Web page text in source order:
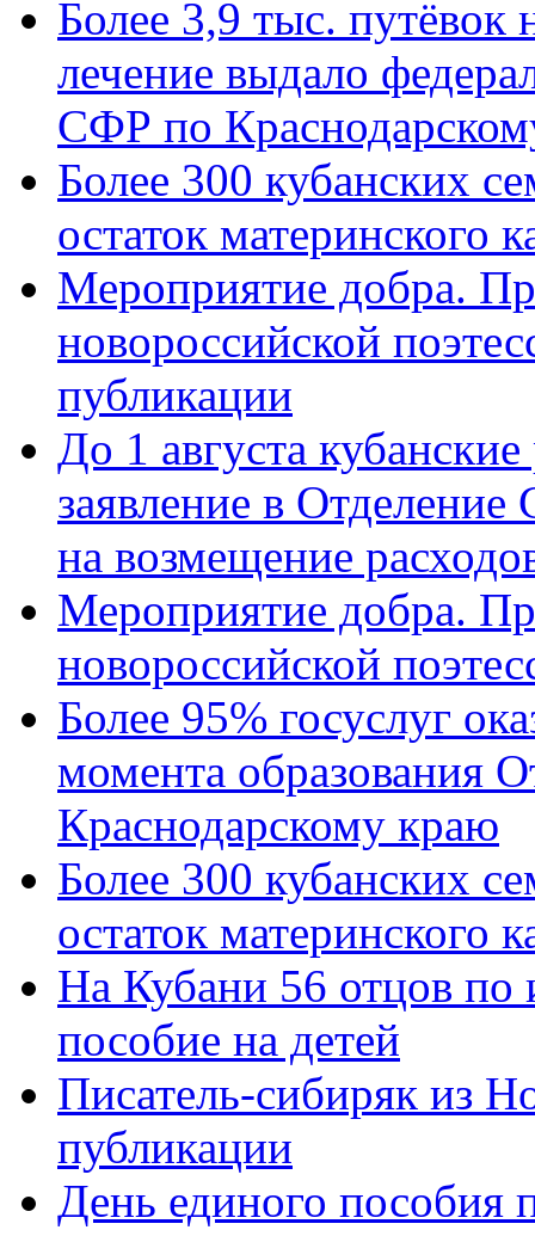
Более 3,9 тыс. путёвок
лечение выдало
СФР по
Более 300 кубанских
остаток материнского
Мероприятие добра.
новороссийской
публикации
До 1 августа
заявление в
на возмещение
Мероприятие добра.
новороссийской
Более 95% госуслуг
момента образования
Краснодарскому краю
Более 300 кубанских
остаток материнского
На Кубани 56 отцов по
пособие на детей
Писатель-сибиряк из
публикации
День единого пособия